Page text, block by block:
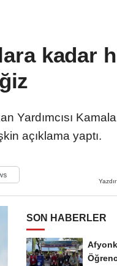
kadar
Yardımcısı
açıklama yaptı.
Yazdır
SON HABERLER